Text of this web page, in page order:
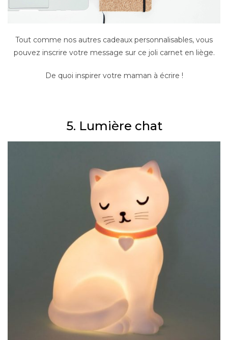
Tout comme nos autres cadeaux personnalisables, vous
pouvez inscrire votre message sur ce joli carnet en liège.
De quoi inspirer votre maman à écrire !
5. Lumière chat